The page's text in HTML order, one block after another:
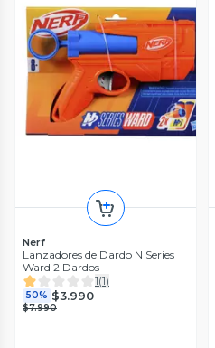
Nerf
Lanzadores de Dardo N Series
Ward 2 Dardos
1(1)
50% $3.990
$7.990